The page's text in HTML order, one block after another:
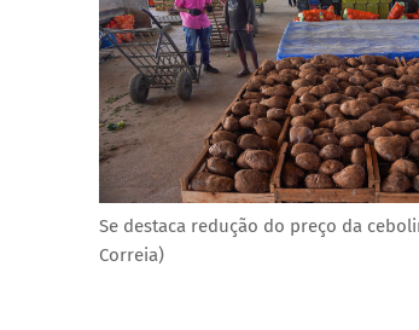
Se destaca redução do preço da
Correia)